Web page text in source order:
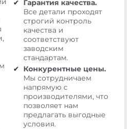
Гарантия качества.
Все детали проходят
строгий контроль
качества и
соответствуют
заводским
стандартам.
Конкурентные цены.
Мы сотрудничаем
напрямую с
производителями, что
позволяет нам
предлагать выгодные
условия.